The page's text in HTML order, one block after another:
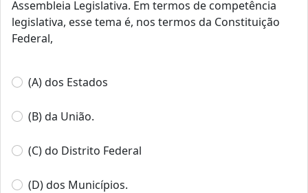
Assembleia Legislativa. Em termos de competência
legislativa, esse tema é, nos termos da Constituição
Federal,
(A) dos Estados
(B) da União.
(C) do Distrito Federal
(D) dos Municípios.